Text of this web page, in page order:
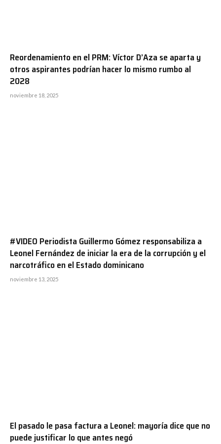
Reordenamiento en el PRM: Víctor D’Aza se aparta y
otros aspirantes podrían hacer lo mismo rumbo al
2028
noviembre 18, 2025
#VIDEO Periodista Guillermo Gómez responsabiliza a
Leonel Fernández de iniciar la era de la corrupción y el
narcotráfico en el Estado dominicano
noviembre 13, 2025
El pasado le pasa factura a Leonel: mayoría dice que no
puede justificar lo que antes negó